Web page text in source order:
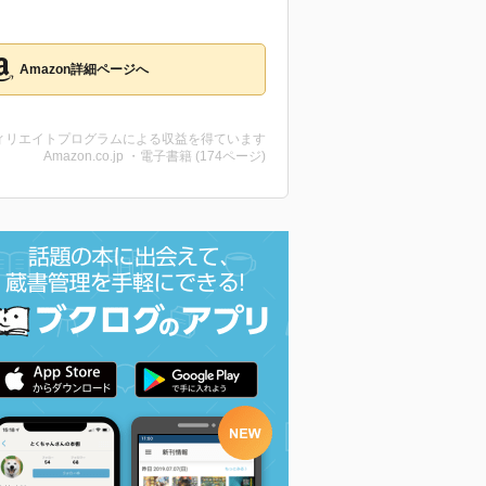
Amazon詳細ページへ
リエイトプログラムによる収益を得ています
Amazon.co.jp ・電子書籍 (174ページ)